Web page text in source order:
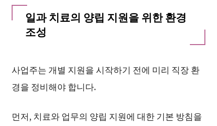
일과 치료의 양립 지원을 위한 환경
조성
사업주는 개별 지원을 시작하기 전에 미리 직장 환
경을 정비해야 합니다.
먼저, 치료와 업무의 양립 지원에 대한 기본 방침을